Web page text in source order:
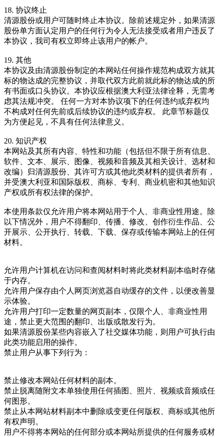
18. 协议终止
清源股份或用户可随时终止本协议。除前述规定外，如果清源
股份单方面认定用户的任何行为令人无法接受或者用户违反了
本协议，我司有权立即终止该用户的帐户。
19. 其他
本协议及由清源股份制定的本网站任何操作规范构成双方就其
标的物达成的完整协议，并取代双方此前就此标的物达成的所
有书面或口头协议。本协议应根据澳大利亚法律诠释，无需考
虑其法规冲突。 任何一方对本协议项下的任何违约或弃权均
不构成对任何先前或后续协议的违约或弃权。 此章节标题仅
为方便起见，不具有任何法律意义。
20. 知识产权
本网站及其所有内容、特性和功能（包括但不限于所有信息、
软件、文本、展示、图像、视频和音频及其相关设计、选材和
改编）归清源股份、其许可方或其他此类材料的提供者所有，
并受澳大利亚和国际版权、商标、专利、商业机密和其他知识
产权或所有权法律的保护。
本使用条款仅允许用户将本网站用于个人、非商业性用途。除
以下情况外，用户不得翻印、传播、修改、创作衍生作品、公
开展示、公开执行、转载、下载、保存或传输本网站上的任何
材料。
允许用户计算机在访问和查阅材料时将此类材料副本临时存储
于内存。
允许用户保存由个人网页浏览器自动缓存的文件，以便改善显
示体验。
允许用户打印一定数量的网页副本，仅限个人、非商业性用
途，禁止更大范围的翻印、出版或散发行为。
如果清源股份某些内容嵌入了社交媒体功能，则用户可执行由
此类功能启用的操作。
禁止用户从事下列行为：
禁止修改本网站任何材料的副本。
禁止脱离随附文本单独使用任何插图、照片、视频或音频或任
何图形。
禁止从本网站材料副本中删除或变更任何版权、商标或其他所
有权声明。
用户不得将本网站的任何部分或本网站所提供的任何服务或材